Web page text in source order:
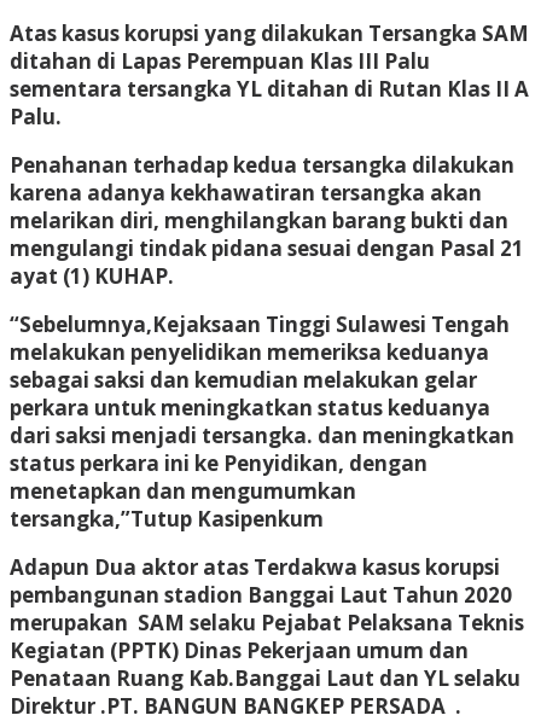
Atas kasus korupsi yang dilakukan Tersangka SAM
ditahan di Lapas Perempuan Klas III Palu
sementara tersangka YL ditahan di Rutan Klas II A
Palu.
Penahanan terhadap kedua tersangka dilakukan
karena adanya kekhawatiran tersangka akan
melarikan diri, menghilangkan barang bukti dan
mengulangi tindak pidana sesuai dengan Pasal 21
ayat (1) KUHAP.
“Sebelumnya,Kejaksaan Tinggi Sulawesi Tengah
melakukan penyelidikan memeriksa keduanya
sebagai saksi dan kemudian melakukan gelar
perkara untuk meningkatkan status keduanya
dari saksi menjadi tersangka. dan meningkatkan
status perkara ini ke Penyidikan, dengan
menetapkan dan mengumumkan
tersangka,”Tutup Kasipenkum
Adapun Dua aktor atas Terdakwa kasus korupsi
pembangunan stadion Banggai Laut Tahun 2020
merupakan SAM selaku Pejabat Pelaksana Teknis
Kegiatan (PPTK) Dinas Pekerjaan umum dan
Penataan Ruang Kab.Banggai Laut dan YL selaku
Direktur .PT. BANGUN BANGKEP PERSADA .